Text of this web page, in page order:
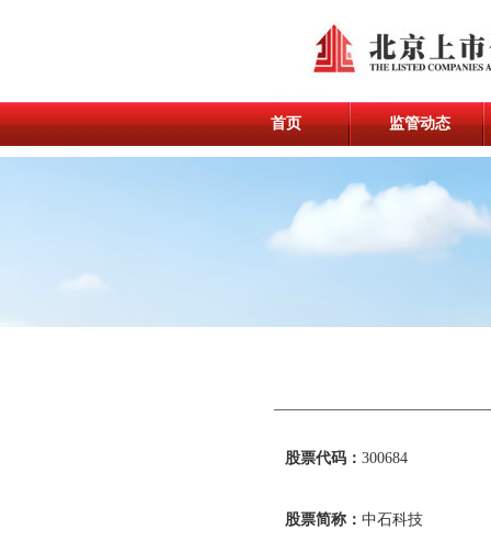
首页 监管动态
股票代码： 300684
股票简称： 中石科技